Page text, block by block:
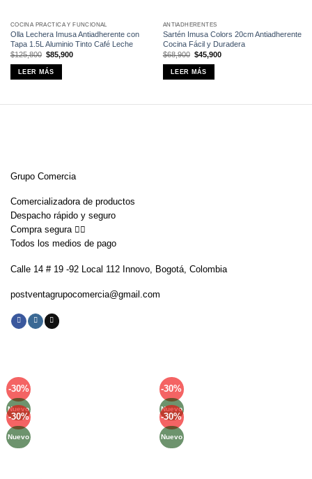
COCINA PRÁCTICA Y FUNCIONAL
Olla Lechera Imusa Antiadherente con
Tapa 1.5L Aluminio Tinto Café Leche
$125,800 El
precio
original
era:
$125,800.
$85,900El
LEER MÁS
ANTIADHERENTES
Sartén Imusa Colors 20cm Antiadherente
Cocina Fácil y Duradera
$68,900 El
precio
original
era:
$68,900.
$45,900El
LEER MÁS
Grupo Comercia
Comercializadora de productos
Despacho rápido y seguro
Compra segura 👇🏼
Todos los medios de pago
Calle 14 # 19 -92 Local 112 Innovo, Bogotá, Colombia
postventagrupocomercia@gmail.com
-30%
Nuevo
-30%
Nuevo
-30%
Nuevo
-30%
Nuevo